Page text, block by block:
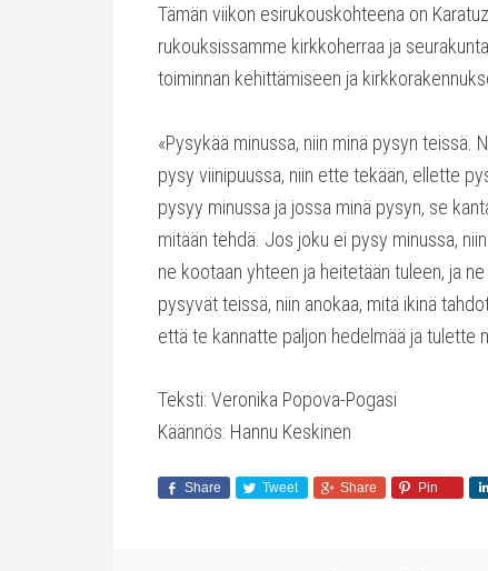
Tämän viikon esirukouskohteena on
rukouksissamme kirkkoherraa ja
toiminnan kehittämiseen ja
«Pysykää minussa, niin minä pysyn teissä.
pysy viinipuussa, niin ette tekään, ellette
pysyy minussa ja jossa minä pysyn, se
mitään tehdä. Jos joku ei pysy minussa,
ne kootaan yhteen ja heitetään tuleen, ja
pysyvät teissä, niin anokaa, mitä ikinä
että te kannatte paljon hedelmää ja tulette
Teksti: Veronika Popova-Pogasi
Käännös: Hannu Keskinen
Share Tweet Share Pin